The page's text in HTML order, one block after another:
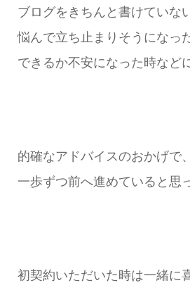
ブログをきちんと書けていな
悩んで立ち止まりそうになっ
できるか不安になった時など
的確なアドバイスのおかげで、
一歩ずつ前へ進めていると思
初契約いただいた時は一緒に